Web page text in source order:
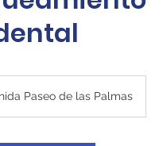
Paseo de las Palmas